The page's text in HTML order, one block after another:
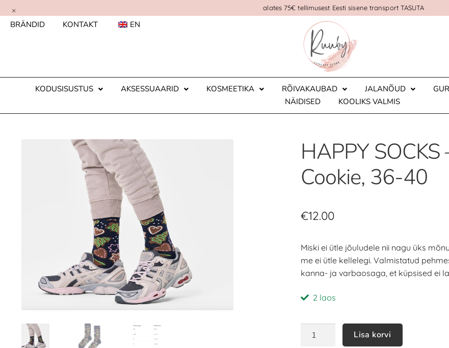
alates 75€ tellimusest Eesti sisene transport TASUTA
×
BRÄNDID KONTAKT EN
KODUSISUSTUS AKSESSUAARID KOSMEETIKA RÕIVAKAUBAD JALANÕUD
NÄIDISED
KOOLIKS VALMIS
HAPPY
Cookie, 36-40
€12.00
Miski ei ütle jõuludele nii nagu üks
me ei ütle kellelegi. Valmistatud
kanna- ja varbaosaga, et küpsised ei
2 laos
Lisa korvi